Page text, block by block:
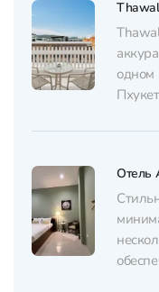
одном
отеля
также
Отель